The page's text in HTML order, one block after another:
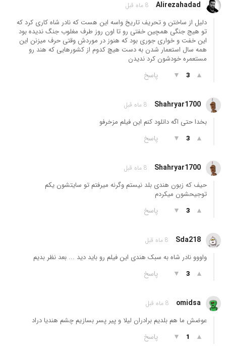
Alirezahadad 8 ماه قبل
دليل از ساختن و تحریف تاریخ واسه این هست که نادر شاه کاری کرد که
تو هیج جنگی همچین خفتی رو تا اون روز طرف مغلوب جنگ ندیده بود
این خفت و خواری جوری بود که هنوز در موردش وقتی حرف میزنن این
همه سال استعمار شدن به دست هیچ کدوم از کشورهایی که هند رو
مستعمره خودشون کرد ندیدن
▲
3
▼ پاسخ
Shahryar1700 8 ماه قبل
بخدا حتی اگه دانلود کنم این فیلم مزخرفو
▲
3
▼ پاسخ
Shahryar1700 8 ماه قبل
حیف که زبون هندی بلد نیستم وگرنه میرفتم تو سایتشون یکم
توجیحشون میکردم
▲
3
▼ پاسخ
Sda218 8 ماه قبل
واووو نادر شاه به سبک هندی این فیلم رو باید دید ... بعد نظر بدیم
▲
3
▼ پاسخ
omidsa 8 ماه قبل
عوضش ما هم بلدیم برادران لیلا و پیر پسر بسازیم چشم هندیا دراد
▲
1
▼ پاسخ